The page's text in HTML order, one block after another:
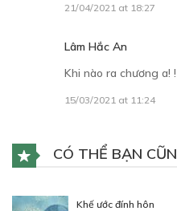
21/04/2021 at 18:27
Lâm Hắc An
Khi nào ra chương a!
15/03/2021 at 11:24
CÓ THỂ BẠN
Khế ước đính hôn